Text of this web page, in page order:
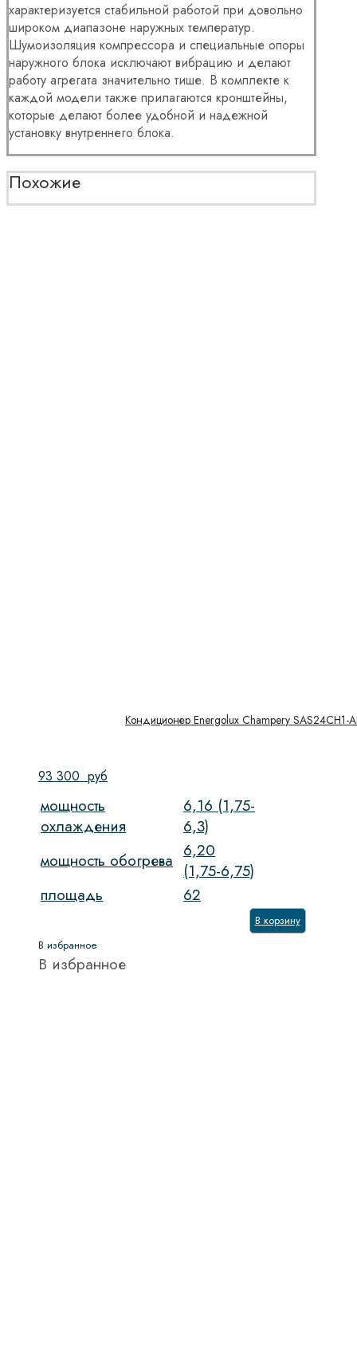
характеризуется стабильной работой при довольно
широком диапазоне наружных температур.
Шумоизоляция компрессора и специальные опоры
наружного блока исключают вибрацию и делают
работу агрегата значительно тише. В комплекте к
каждой модели также прилагаются кронштейны,
которые делают более удобной и надежной
установку внутреннего блока.
Похожие
Кондиционер Energolux Champery SAS24CH1-
93 300 руб
мощность
охлаждения
6,16 (1,75-
6,3)
мощность обогрева 6,20
(1,75-6,75)
площадь
62
В корзину
В избранное
В избранное